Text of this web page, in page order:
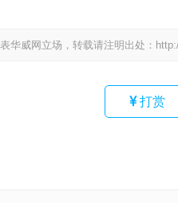
华威网立场，转载请注明出处：
打赏